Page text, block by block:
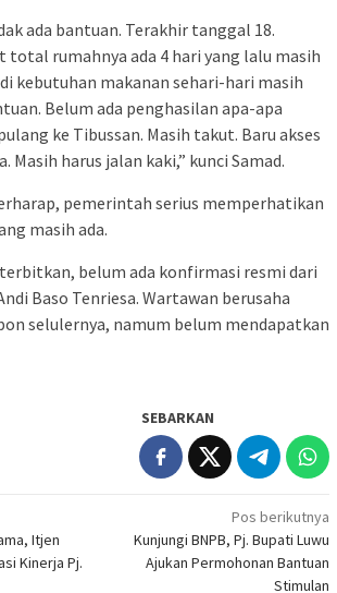
ada bantuan. Terakhir tanggal 18.
total rumahnya ada 4 hari yang lalu masih
kebutuhan makanan sehari-hari masih
Belum ada penghasilan apa-apa
ke Tibussan. Masih takut. Baru akses
Masih harus jalan kaki,” kunci Samad.
pemerintah serius memperhatikan
masih ada.
belum ada konfirmasi resmi dari
Baso Tenriesa. Wartawan berusaha
selulernya, namum belum mendapatkan
SEBARKAN
Itjen
Kinerja Pj.
Pos berikutnya
Kunjungi BNPB, Pj. Bupati Luwu
Ajukan Permohonan Bantuan
Stimulan